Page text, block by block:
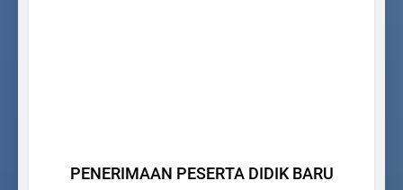
PENERIMAAN PESERTA DIDIK BARU